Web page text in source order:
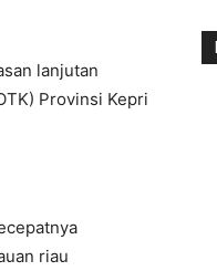
lanjutan
Provinsi Kepri
riau